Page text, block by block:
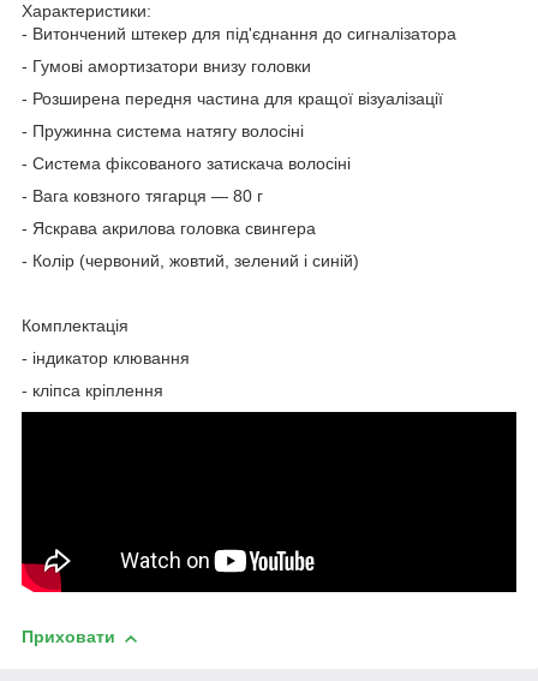
Характеристики:
- Витончений штекер для під'єднання до сигналізатора
- Гумові амортизатори внизу головки
- Розширена передня частина для кращої візуалізації
- Пружинна система натягу волосіні
- Система фіксованого затискача волосіні
- Вага ковзного тягарця — 80 г
- Яскрава акрилова головка свингера
- Колір (червоний, жовтий, зелений і синій)
Комплектація
- індикатор клювання
- кліпса кріплення
Приховати